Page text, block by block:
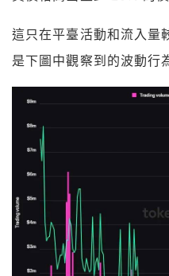
這只在平臺活動和流入量
是下圖中觀察到的波動行